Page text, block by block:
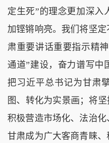
定生死”的理念更加深入
加铿锵响亮。我们将坚
肃重要讲话重要指示精
通道”建设，奋力谱写中
把习近平总书记为甘肃
图、转化为实景画；将坚
积极营造市场化、法治
甘肃成为广大客商青睐